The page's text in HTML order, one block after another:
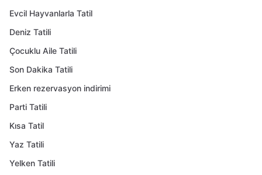
Evcil Hayvanlarla Tatil
Deniz Tatili
Çocuklu Aile Tatili
Son Dakika Tatili
Erken rezervasyon indirimi
Parti Tatili
Kısa Tatil
Yaz Tatili
Yelken Tatili